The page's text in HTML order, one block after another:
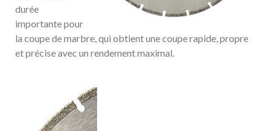
durée
importante pour
la coupe de marbre, qui obtient une coupe rapide, propre
et précise avec un rendement maximal.